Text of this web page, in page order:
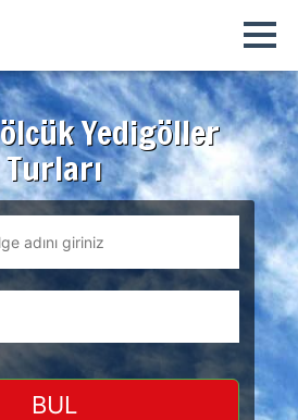
Yedigöller
Turları
BUL